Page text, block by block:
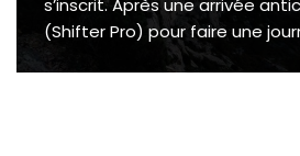
s’inscrit. Après une arrivée
(Shifter Pro) pour faire une